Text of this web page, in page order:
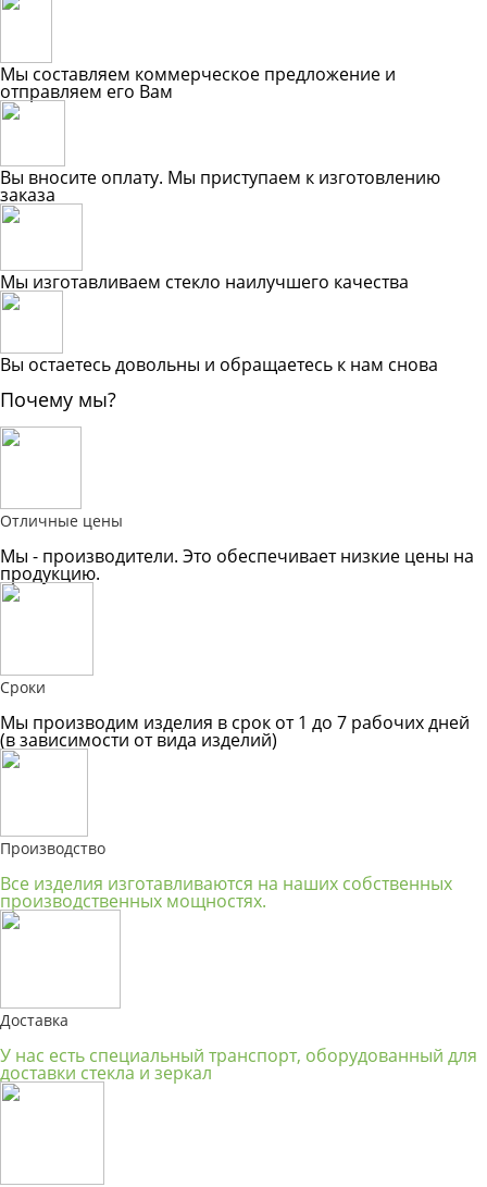
Мы составляем коммерческое предложение и
отправляем его Вам
Вы вносите оплату. Мы приступаем к изготовлению
заказа
Мы изготавливаем стекло наилучшего качества
Вы остаетесь довольны и обращаетесь к нам снова
Почему мы?
Отличные цены
Мы - производители. Это обеспечивает низкие цены на
продукцию.
Сроки
Мы производим изделия в срок от 1 до 7 рабочих дней
(в зависимости от вида изделий)
Производство
Все изделия изготавливаются на наших собственных
производственных мощностях.
Доставка
У нас есть специальный транспорт, оборудованный для
доставки стекла и зеркал